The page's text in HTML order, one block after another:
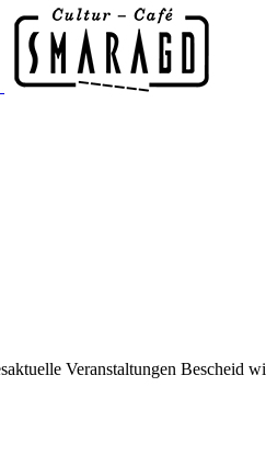
Veranstaltungen Bescheid